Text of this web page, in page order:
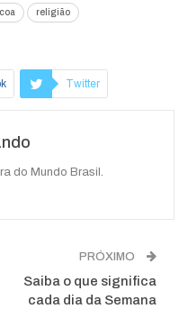
religião
Twitter
do Mundo Brasil.
PRÓXIMO
Saiba o que significa
cada dia da Semana